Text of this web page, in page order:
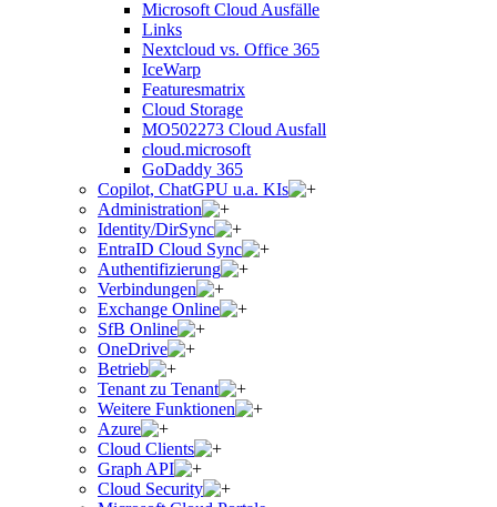
Microsoft Cloud Ausfälle
Links
Nextcloud vs. Office 365
IceWarp
Featuresmatrix
Cloud Storage
MO502273 Cloud Ausfall
cloud.microsoft
GoDaddy 365
Copilot, ChatGPU u.a. KIs
Administration
Identity/DirSync
EntraID Cloud Sync
Authentifizierung
Verbindungen
Exchange Online
SfB Online
OneDrive
Betrieb
Tenant zu Tenant
Weitere Funktionen
Azure
Cloud Clients
Graph API
Cloud Security